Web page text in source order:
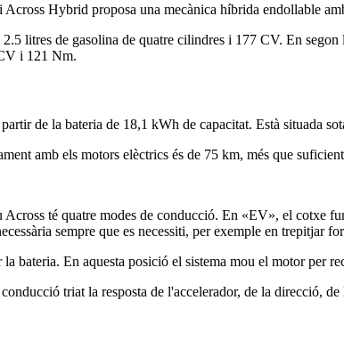
Hybrid proposa una mecànica híbrida endollable
litres de gasolina de quatre cilindres i 177 CV. En
i 121 Nm.
de la bateria de 18,1 kWh de capacitat. Està situada
amb els motors elèctrics és de 75 km, més que
Across té quatre modes de conducció. En «EV», el
sempre que es necessiti, per exemple en trepitjar
bateria. En aquesta posició el sistema mou el motor per
triat la resposta de l'accelerador, de la direcció,